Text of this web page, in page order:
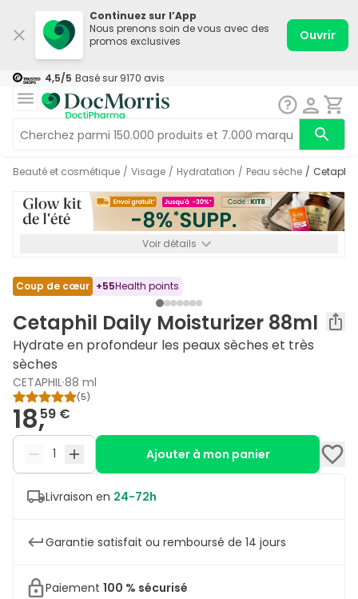
Continuez sur l’App
Nous prenons soin de vous avec des
promos exclusives
Ouvrir
4,5/5 Basé sur 9170 avis
Beauté et cosmétique / Visage / Hydratation / Peau sèche /
Voir détails
Coup de cœur +55Health points
Cetaphil Daily Moisturizer 88ml
Hydrate en profondeur les peaux sèches et très
sèches
CETAPHIL·88 ml
(5)
18,59 €
Ajouter à mon panier
Livraison en 24-72h
Garantie satisfait ou remboursé de 14 jours
Paiement 100 % sécurisé